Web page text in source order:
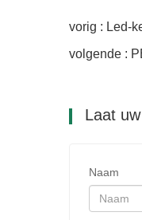
vorig : Led-
volgende :
Laat
Naam